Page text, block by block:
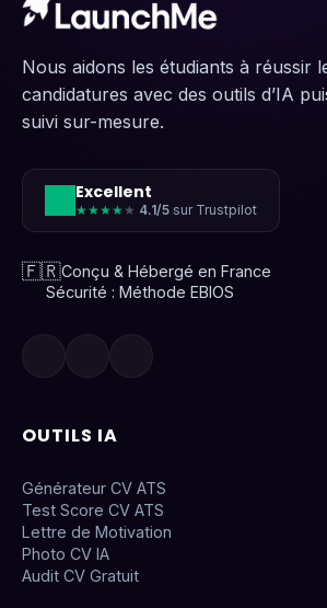
Nous aidons les étudiants à réussir
candidatures avec des outils d’IA
suivi sur-mesure.
Excellent
★★★★★ 4.1/5 sur Trustpilot
🇫🇷Conçu & Hébergé en France
Sécurité : Méthode EBIOS
OUTILS IA
Générateur CV ATS
Test Score CV ATS
Lettre de Motivation
Photo CV IA
Audit CV Gratuit